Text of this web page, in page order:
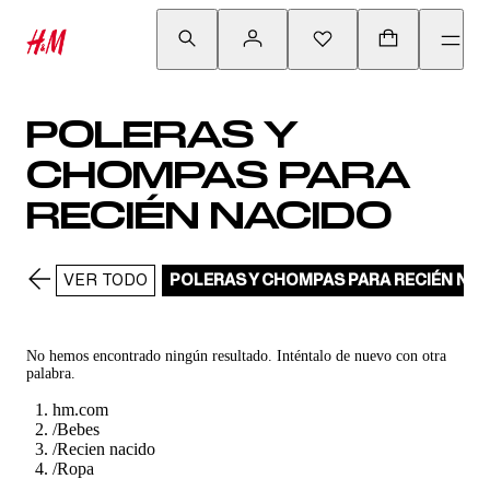
POLERAS Y
CHOMPAS PARA
RECIÉN NACIDO
VER TODO POLERAS Y CHOMPAS PARA RECIÉN
No hemos encontrado ningún resultado. Inténtalo de nuevo con otra
palabra.
hm.com
/Bebes
/Recien nacido
/Ropa